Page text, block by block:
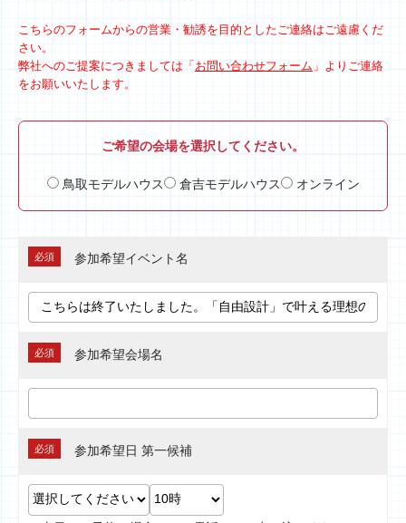
こちらのフォームからの営業・勧誘を目的としたご連絡はご遠慮くだ
さい。
弊社へのご提案につきましては「お問い合わせフォーム」よりご連絡
をお願いいたします。
ご希望の会場を選択してください。
鳥取モデルハウス 倉吉モデルハウス オンライン
必須 参加希望イベント名
必須 参加希望会場名
必須 参加希望日 第一候補